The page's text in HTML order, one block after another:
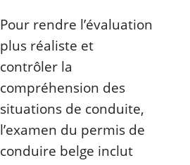
Pour rendre l’évaluation
plus réaliste et
contrôler la
compréhension des
situations de conduite,
l’examen du permis de
conduire belge inclut